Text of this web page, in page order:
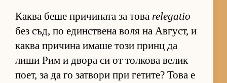
Каква беше при­чи­ната за това relegatio
без съд, по един­с­т­вена воля на Ав­густ, и
каква при­чина имаше този принц да
лиши Рим и двора си от тол­кова ве­лик
по­ет, за да го зат­вори при ге­ти­те? Това е